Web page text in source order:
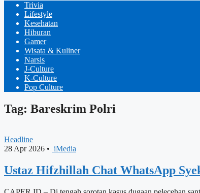
Trivia
Lifestyle
Kesehatan
Hiburan
Gamer
Wisata & Kuliner
Narsis
J-Culture
K-Culture
Pop Culture
Tag: Bareskrim Polri
Headline
28 Apr 2026 • iMedia
Ustaz Hifzhillah Chat WhatsApp